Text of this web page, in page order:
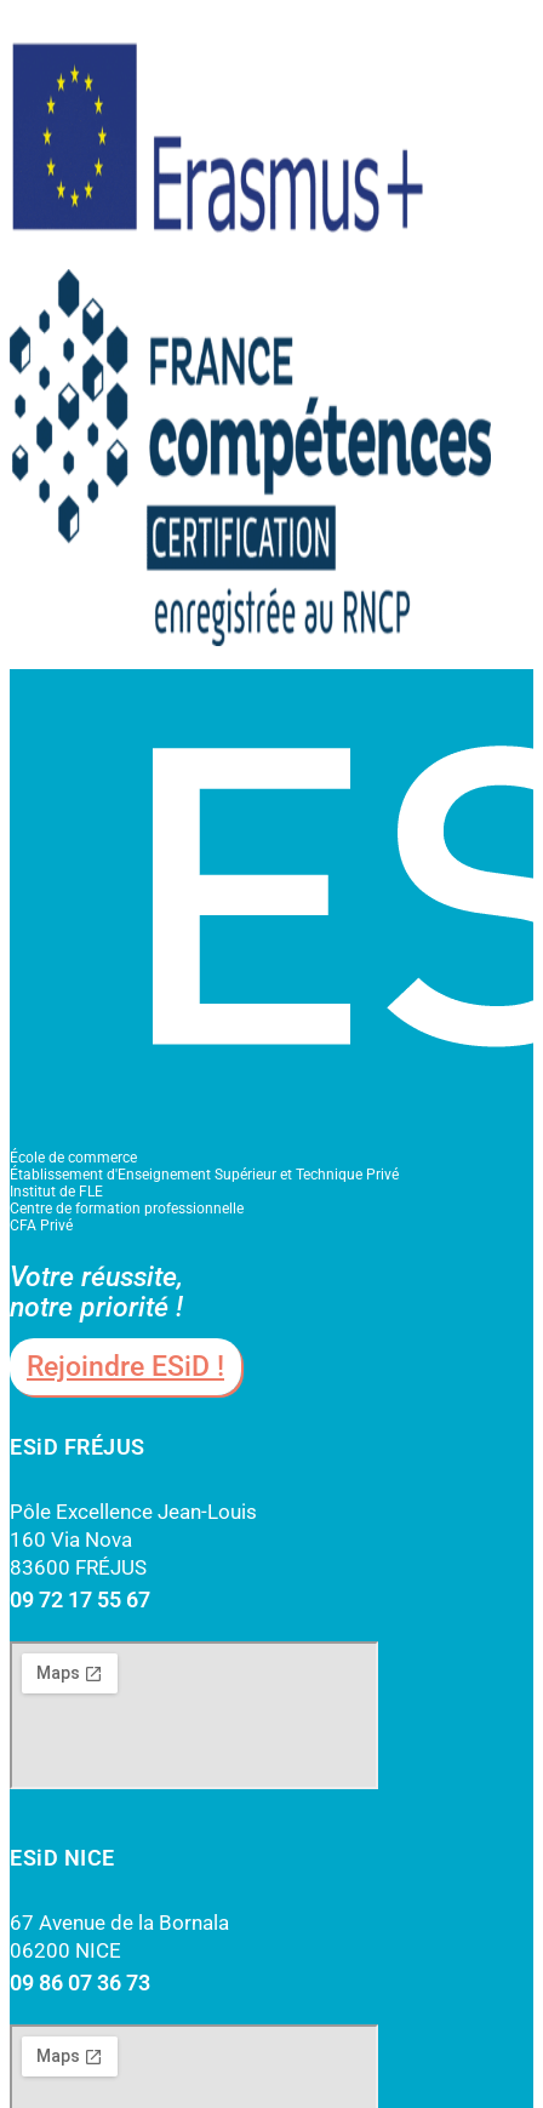
École de commerce
Établissement d'Enseignement Supérieur et Technique Privé
Institut de FLE
Centre de formation professionnelle
CFA Privé
Votre réussite,
notre priorité !
Rejoindre ESiD !
ESiD FRÉJUS
Pôle Excellence Jean-Louis
160 Via Nova
83600 FRÉJUS
09 72 17 55 67
ESiD NICE
67 Avenue de la Bornala
06200 NICE
09 86 07 36 73